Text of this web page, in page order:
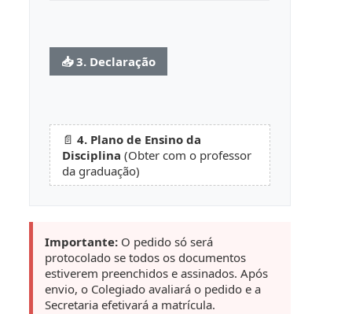
📥 3. Declaração
📄4. Plano de Ensino da
Disciplina (Obter com o professor
da graduação)
Importante: O pedido só será
protocolado se todos os documentos
estiverem preenchidos e assinados. Após
envio, o Colegiado avaliará o pedido e a
Secretaria efetivará a matrícula.